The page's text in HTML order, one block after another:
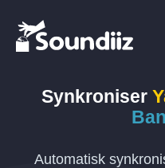
Synkroniser
Automatisk